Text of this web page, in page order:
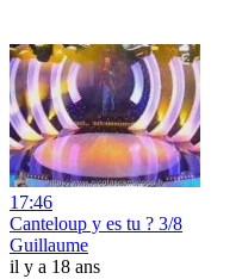
17:46
Canteloup y es tu ? 3/8
Guillaume
il y a 18 ans